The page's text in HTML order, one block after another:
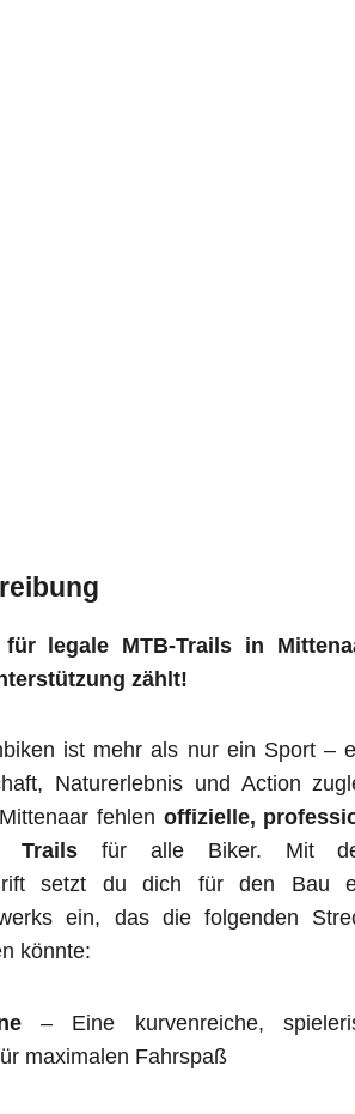
für legale MTB-Trails in
zählt!
ist mehr als nur ein Sport –
Naturerlebnis und Action
fehlen offizielle,
Trailsfür alle Biker. Mit
setzt du dich für den Bau
ein, das die folgenden
könnte:
– Eine kurvenreiche,
maximalen Fahrspaß